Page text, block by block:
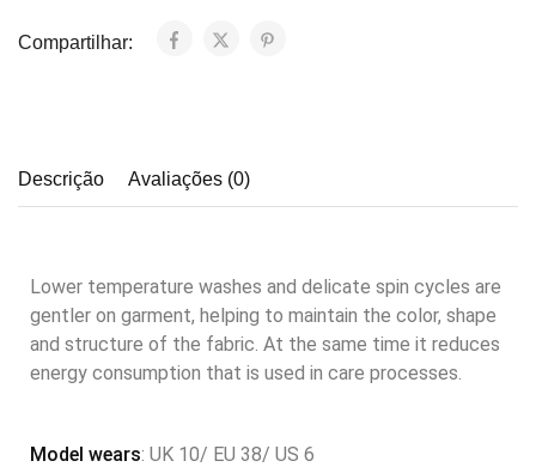
Compartilhar:
Descrição Avaliações (0)
Lower temperature washes and delicate spin cycles are
gentler on garment, helping to maintain the color, shape
and structure of the fabric. At the same time it reduces
energy consumption that is used in care processes.
Model wears: UK 10/ EU 38/ US 6